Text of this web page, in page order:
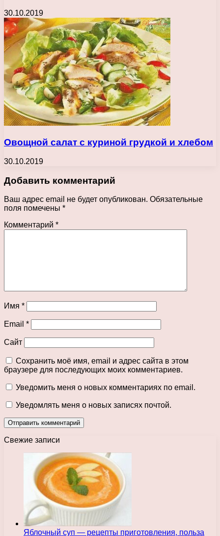
30.10.2019
Овощной салат с куриной грудкой и хлебом
30.10.2019
Добавить комментарий
Ваш адрес email не будет опубликован. Обязательные
поля помечены *
Комментарий *
Имя *
Email *
Сайт
Сохранить моё имя, email и адрес сайта в этом
браузере для последующих моих комментариев.
Уведомить меня о новых комментариях по email.
Уведомлять меня о новых записях почтой.
Свежие записи
Яблочный суп — рецепты приготовления, польза